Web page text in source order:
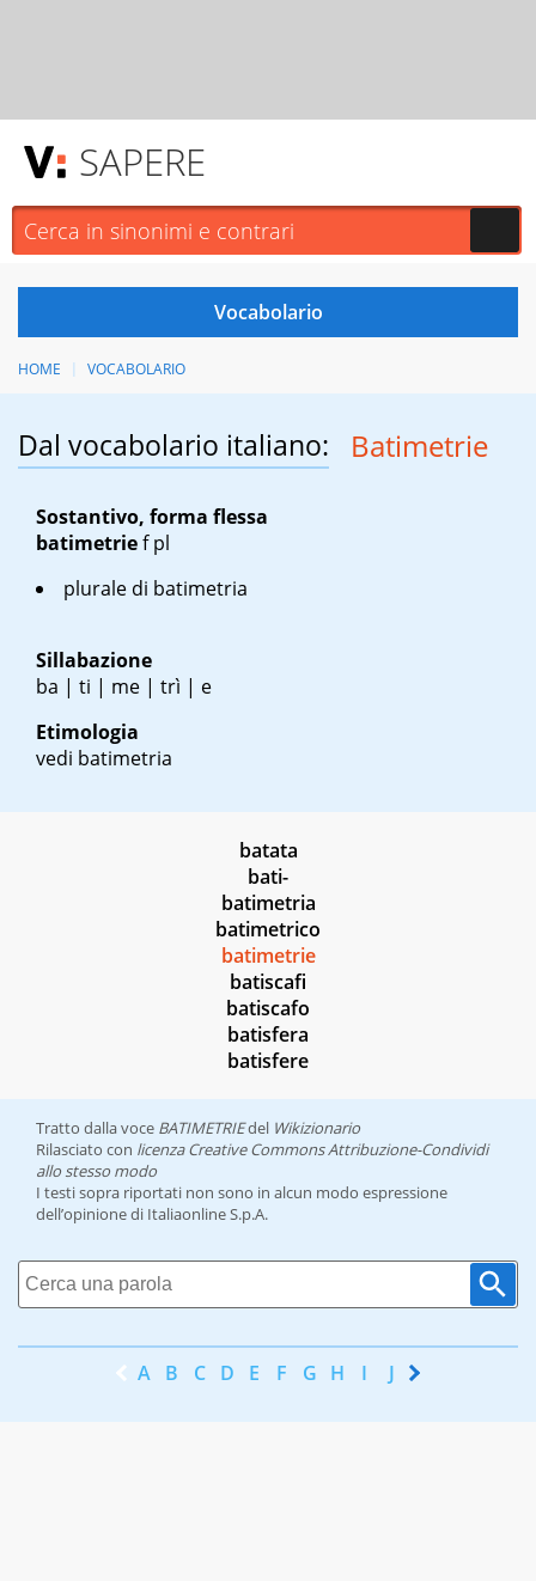
SAPERE
HOME VOCABOLARIO
Dal vocabolario italiano: Batimetrie
Sostantivo, forma flessa
batimetrief pl
plurale di batimetria
Sillabazione
ba | ti | me | trì | e
Etimologia
vedi batimetria
batata
bati-
batimetria
batimetrico
batimetrie
batiscafi
batiscafo
batisfera
batisfere
Tratto dalla voce BATIMETRIEdel Wikizionario
Rilasciato con licenza Creative Commons Attribuzione-Condividi
allo stesso modo
I testi sopra riportati non sono in alcun modo espressione
dell’opinione di Italiaonline S.p.A.
A B C D E F G H I J K